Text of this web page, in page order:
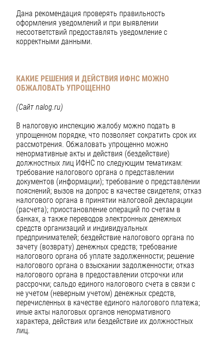
Дана рекомендация проверять правильность
оформления уведомлений и при выявлении
несоответствий предоставлять уведомление с
корректными данными.
КАКИЕ РЕШЕНИЯ И ДЕЙСТВИЯ ИФНС МОЖНО
ОБЖАЛОВАТЬ УПРОЩЕННО
(Сайт nalog.ru)
В налоговую инспекцию жалобу можно подать в
упрощенном порядке, что позволяет сократить срок их
рассмотрения. Обжаловать упрощенно можно
ненормативные акты и действия (бездействие)
должностных лиц ИФНС по следующим тематикам:
требование налогового органа о представлении
документов (информации); требование о представлении
пояснений; вызов на допрос в качестве свидетеля; отказ
налогового органа в принятии налоговой декларации
(расчета); приостановление операций по счетам в
банках, а также переводов электронных денежных
средств организаций и индивидуальных
предпринимателей; бездействие налогового органа по
зачету (возврату) денежных средств; требование
налогового органа об уплате задолженности; решение
налогового органа о взыскании задолженности; отказ
налогового органа в предоставлении отсрочки или
рассрочки; сальдо единого налогового счета в связи с
не учетом (неверным учетом) денежных средств,
перечисленных в качестве единого налогового платежа;
иные акты налоговых органов ненормативного
характера, действия или бездействие их должностных
лиц.